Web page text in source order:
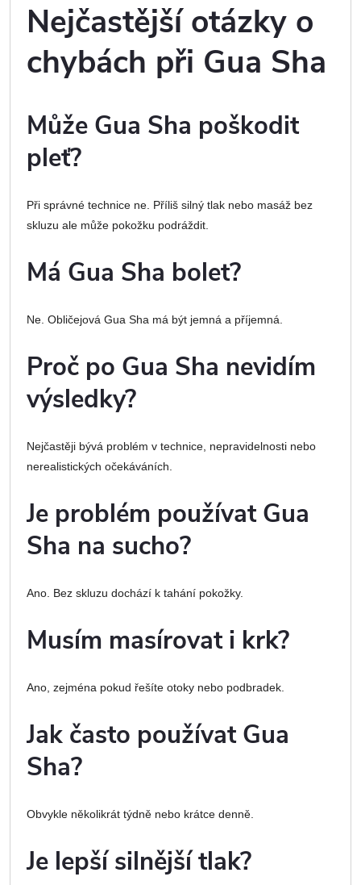
Nejčastější otázky o
chybách při Gua Sha
Může Gua Sha poškodit
pleť?
Při správné technice ne. Příliš silný tlak nebo masáž bez
skluzu ale může pokožku podráždit.
Má Gua Sha bolet?
Ne. Obličejová Gua Sha má být jemná a příjemná.
Proč po Gua Sha nevidím
výsledky?
Nejčastěji bývá problém v technice, nepravidelnosti nebo
nerealistických očekáváních.
Je problém používat Gua
Sha na sucho?
Ano. Bez skluzu dochází k tahání pokožky.
Musím masírovat i krk?
Ano, zejména pokud řešíte otoky nebo podbradek.
Jak často používat Gua
Sha?
Obvykle několikrát týdně nebo krátce denně.
Je lepší silnější tlak?